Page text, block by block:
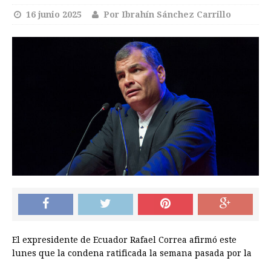
16 junio 2025 Por Ibrahín Sánchez Carrillo
El expresidente de Ecuador Rafael Correa afirmó este
lunes que la condena ratificada la semana pasada por la